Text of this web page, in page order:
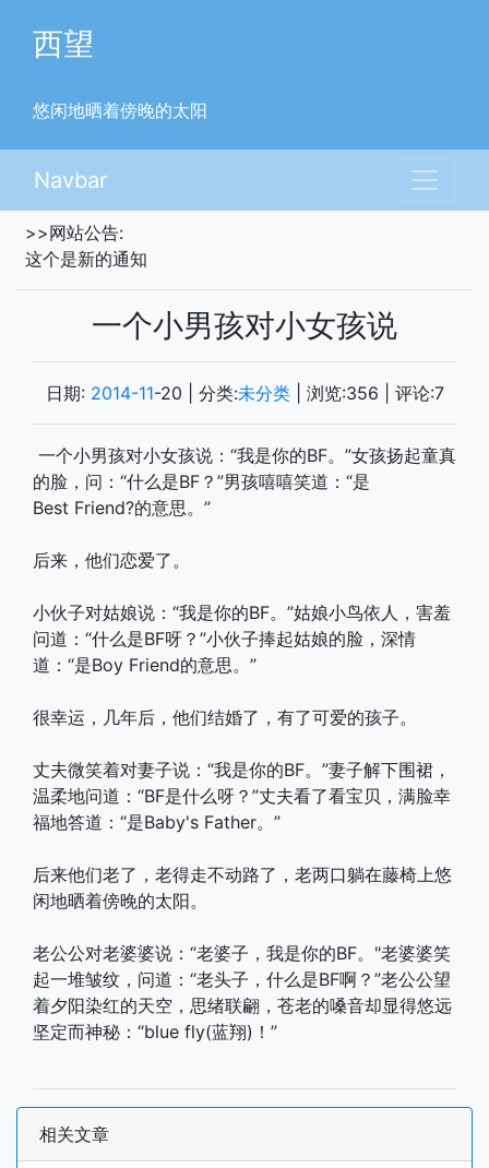
西望
悠闲地晒着傍晚的太阳
Navbar
>>网站公告:
这个是新的通知
一个小男孩对小女孩说
日期: 2014-11-20 | 分类:未分类| 浏览:356 | 评论:7
一个小男孩对小女孩说：“我是你的BF。”女孩扬起童真
的脸，问：“什么是BF？”男孩嘻嘻笑道：“是
Best Friend?的意思。”
后来，他们恋爱了。
小伙子对姑娘说：“我是你的BF。”姑娘小鸟依人，害羞
问道：“什么是BF呀？”小伙子捧起姑娘的脸，深情
道：“是Boy Friend的意思。”
很幸运，几年后，他们结婚了，有了可爱的孩子。
丈夫微笑着对妻子说：“我是你的BF。”妻子解下围裙，
温柔地问道：“BF是什么呀？”丈夫看了看宝贝，满脸幸
福地答道：“是Baby's Father。”
后来他们老了，老得走不动路了，老两口躺在藤椅上悠
闲地晒着傍晚的太阳。
老公公对老婆婆说：“老婆子，我是你的BF。"老婆婆笑
起一堆皱纹，问道：“老头子，什么是BF啊？”老公公望
着夕阳染红的天空，思绪联翩，苍老的嗓音却显得悠远
坚定而神秘：“blue fly(蓝翔)！”
相关文章